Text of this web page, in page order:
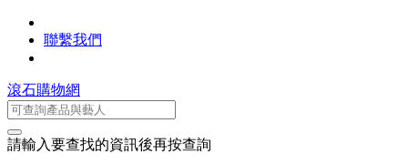
聯繫我們
滾石購物網
請輸入要查找的資訊後再按查詢